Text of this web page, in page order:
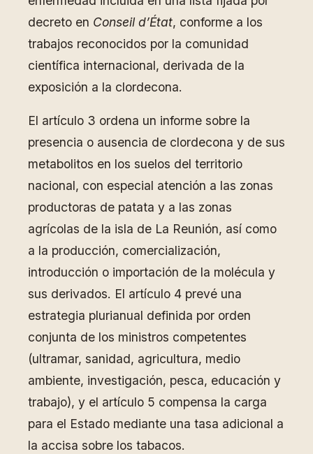
decreto en Conseil d’État, conforme a los
trabajos reconocidos por la comunidad
científica internacional, derivada de la
exposición a la clordecona.
El artículo 3 ordena un informe sobre la
presencia o ausencia de clordecona y de sus
metabolitos en los suelos del territorio
nacional, con especial atención a las zonas
productoras de patata y a las zonas
agrícolas de la isla de La Reunión, así como
a la producción, comercialización,
introducción o importación de la molécula y
sus derivados. El artículo 4 prevé una
estrategia plurianual definida por orden
conjunta de los ministros competentes
(ultramar, sanidad, agricultura, medio
ambiente, investigación, pesca, educación y
trabajo), y el artículo 5 compensa la carga
para el Estado mediante una tasa adicional a
la accisa sobre los tabacos.